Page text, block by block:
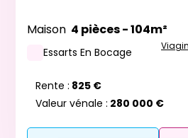
Maison 4 pièces - 104m²
Essarts En Bocage
Rente : 825 €
Valeur vénale : 280 000 €